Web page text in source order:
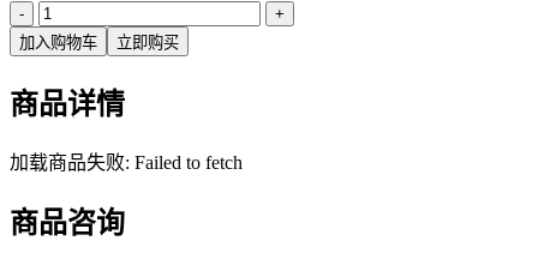
-
+
加入购物车
立即购买
商品详情
加载商品失败: Failed to fetch
商品咨询